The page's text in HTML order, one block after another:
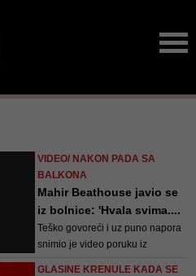
VIDEO/ NAKON PADA SA
BALKONA
Mahir Beathouse javio se
iz bolnice: 'Hvala svima....
Teško govoreći i uz puno napora
snimio je video poruku iz
GLASINE KRENULE KADA SE